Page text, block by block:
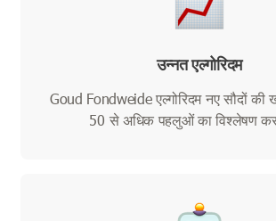
उन्नत एल्गोरिदम
Goud Fondweide एल्गोरिदम नए सौदों
50 से अधिक पहलुओं का विश्लेषण